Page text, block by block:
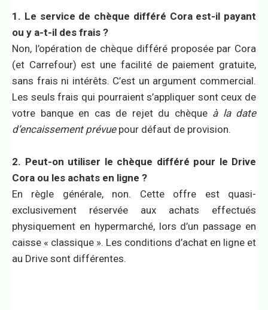
1. Le service de chèque différé Cora est-il payant
ou y a-t-il des frais ?
Non, l’opération de chèque différé proposée par Cora
(et Carrefour) est une facilité de paiement gratuite,
sans frais ni intérêts. C’est un argument commercial.
Les seuls frais qui pourraient s’appliquer sont ceux de
votre banque en cas de rejet du chèque à la date
d’encaissement prévuepour défaut de provision.
2. Peut-on utiliser le chèque différé pour le Drive
Cora ou les achats en ligne ?
En règle générale, non. Cette offre est quasi-
exclusivement réservée aux achats effectués
physiquement en hypermarché, lors d’un passage en
caisse « classique ». Les conditions d’achat en ligne et
au Drive sont différentes.